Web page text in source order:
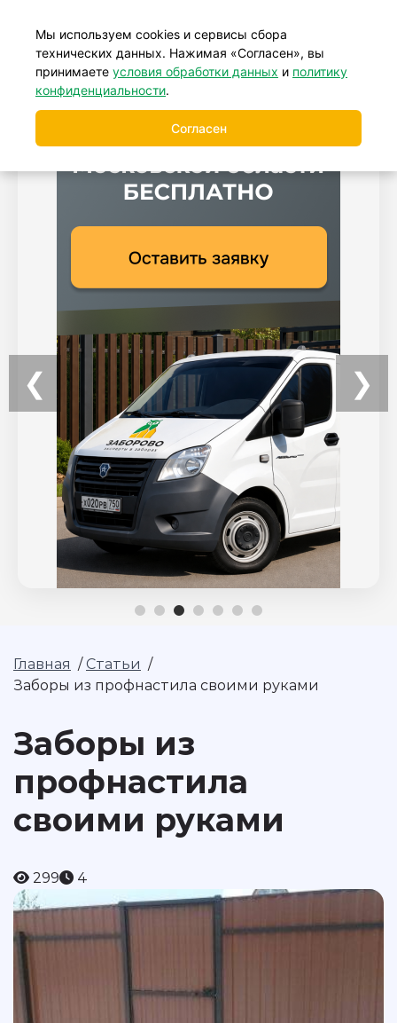
+7 (499) 877-39-88
❮ ❯
Главная / Статьи /
Заборы из профнастила своими руками
Заборы из
профнастила
своими руками
299 4
Мы используем cookies и сервисы сбора
технических данных. Нажимая «Согласен», вы
принимаете условия обработки данных и политику
конфиденциальности.
Согласен